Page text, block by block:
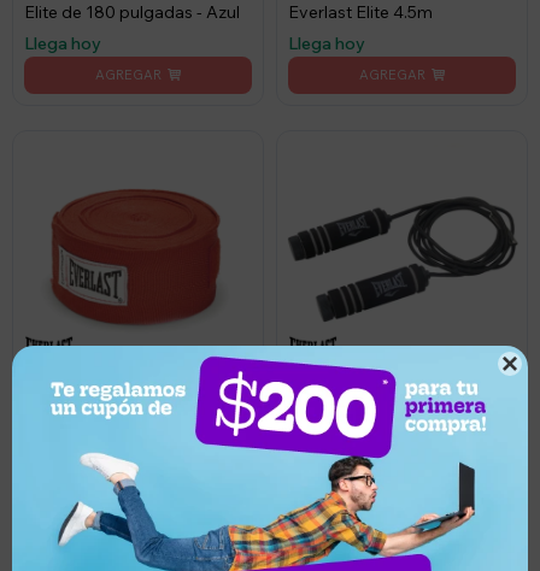

Elite de 180 pulgadas - Azul
Llega hoy
Everlast Elite 4.5m
Llega hoy
960 5
UYU864
Par De Vendas De Boxeo
Pro Everlast 4.6 M X 5 Cm -
Rojo
UYU 561
UYU590 5
UYU531
Cuerda de Saltar Everlast -
Negro / Gris